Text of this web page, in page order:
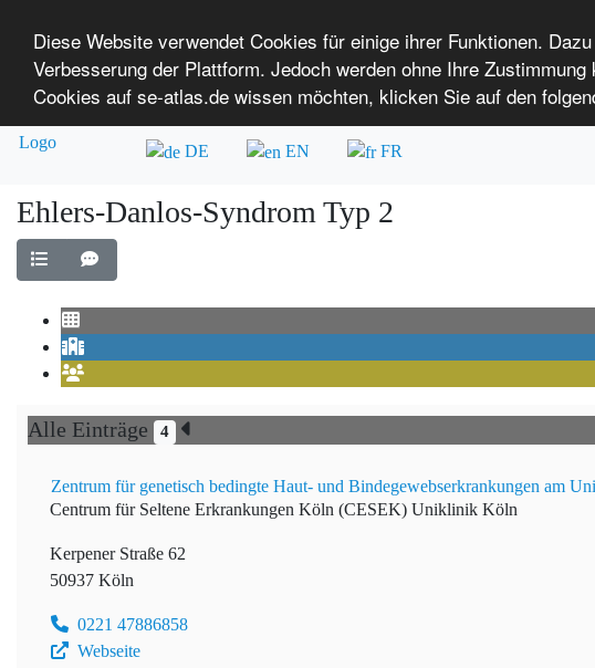
Diese Website verwendet Cookies für einige ihrer Funktionen.
Verbesserung der Plattform. Jedoch werden ohne Ihre
Cookies auf se-atlas.de wissen möchten, klicken Sie auf den
SE-ATLAS
Versorgungsatlas für Menschen mit
Überblick über Einrichtungen Über uns
DE EN FR
Ehlers-Danlos-Syndrom Typ 2
Alle Einträge 4
Zentrum für genetisch bedingte Haut- und Bindegewebserkrankungen am
Centrum für Seltene Erkrankungen Köln (CESEK) Uniklinik Köln
Kerpener Straße 62
50937 Köln
0221 47886858
Webseite